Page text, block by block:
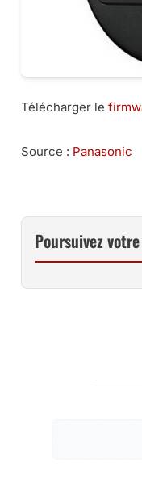
Télécharger le
Source : Panasonic
Poursuivez